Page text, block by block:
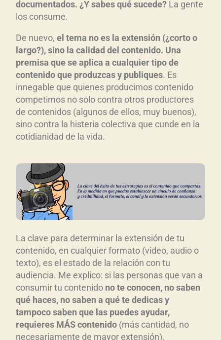
documentados. ¿Y sabes qué sucede? La gente
los consume.
De nuevo, el tema no es la extensión (¿corto o
largo?), sino la calidad del contenido. Una
premisa que se aplica a cualquier tipo de
contenido que produzcas y publiques. Es
innegable que quienes producimos contenido
competimos no solo contra otros productores
de contenidos (algunos de ellos, muy buenos),
sino contra la histeria colectiva que cunde en la
cotidianidad de la vida.
La clave para determinar la extensión de tu
contenido, en cualquier formato (video, audio o
texto), es el estado de la relación con tu
audiencia. Me explico: si las personas que van a
consumir tu contenido no te conocen, no saben
qué haces, no saben a qué te dedicas y
tampoco saben que las puedes ayudar,
requieres MÁS contenido (más cantidad, no
necesariamente de mayor extensión).